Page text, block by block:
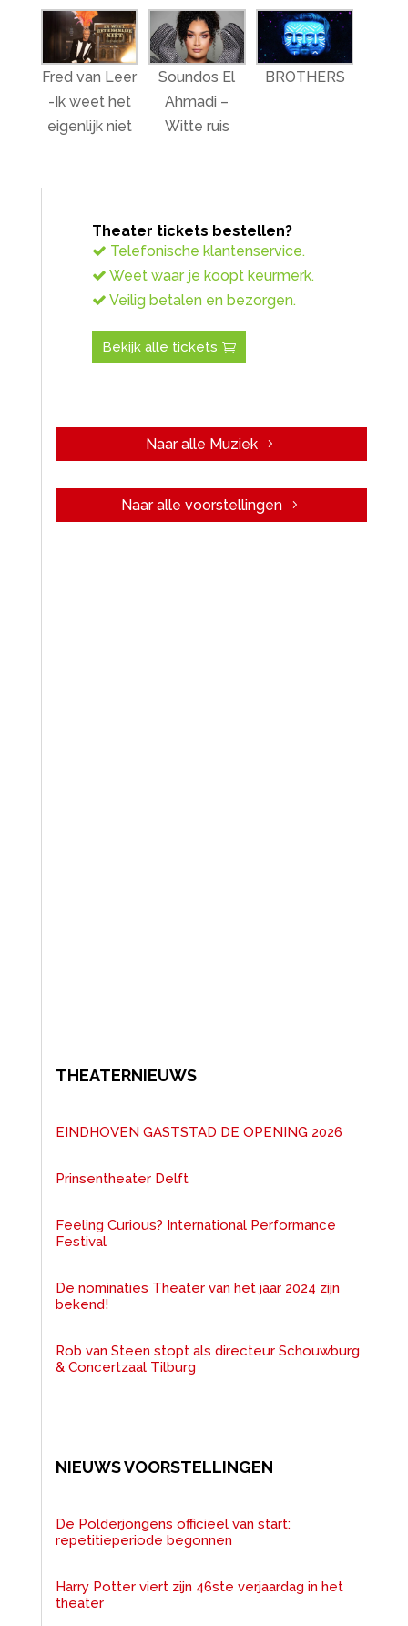
Fred van Leer
-Ik weet het
eigenlijk niet
Soundos El
Ahmadi –
Witte ruis
BROTHERS
Theater tickets bestellen?
Telefonische klantenservice.
Weet waar je koopt keurmerk.
Veilig betalen en bezorgen.
Bekijk alle tickets
Naar alle Muziek
Naar alle voorstellingen
THEATERNIEUWS
EINDHOVEN GASTSTAD DE OPENING 2026
Prinsentheater Delft
Feeling Curious? International Performance
Festival
De nominaties Theater van het jaar 2024 zijn
bekend!
Rob van Steen stopt als directeur Schouwburg
& Concertzaal Tilburg
NIEUWS VOORSTELLINGEN
De Polderjongens officieel van start:
repetitieperiode begonnen
Harry Potter viert zijn 46ste verjaardag in het
theater